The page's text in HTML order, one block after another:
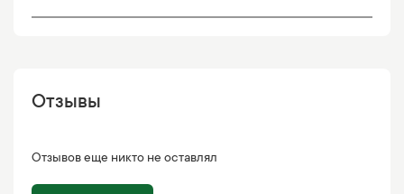
Отзывы
Отзывов еще никто не оставлял